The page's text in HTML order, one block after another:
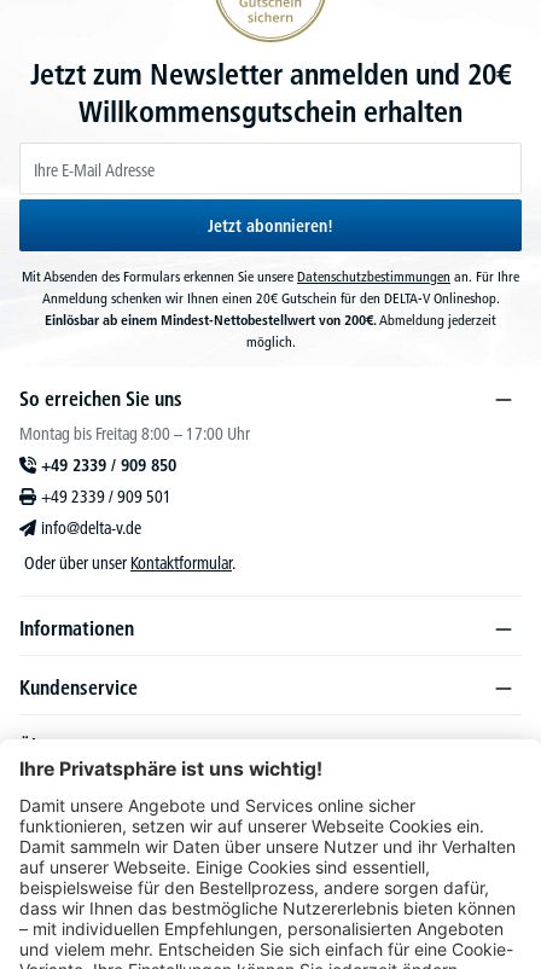
Jetzt zum Newsletter anmelden und 20€
Willkommensgutschein erhalten
Jetzt abonnieren!
Mit Absenden des Formulars erkennen Sie unsere Datenschutzbestimmungen an. Für Ihre
Anmeldung schenken wir Ihnen einen 20€ Gutschein für den DELTA-V Onlineshop.
Einlösbar ab einem Mindest-Nettobestellwert von 200€.Abmeldung jederzeit
möglich.
So erreichen Sie uns
Montag bis Freitag 8:00 – 17:00 Uhr
+49 2339 / 909 850
+49 2339 / 909 501
info@delta-v.de
Oder über unser Kontaktformular.
Informationen
Kundenservice
Über DELTA-V
Produktsortiment
Ratgeber
Folgen Sie uns auch auf